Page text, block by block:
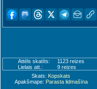
Attēls skatīts:
1123 reizes
Lielais att.:
9 reizes
Skats: Kopskats
Apakšmape: Parasta lidmašīna